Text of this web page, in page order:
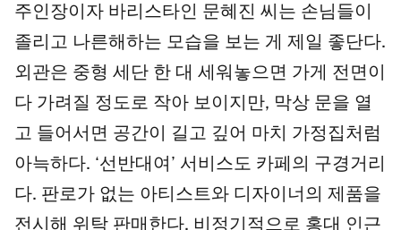
격
1/4
주인장이자 바리스타인 문혜진 씨는 손님들이
졸리고 나른해하는 모습을 보는 게 제일 좋단다.
외관은 중형 세단 한 대 세워놓으면 가게 전면이
다 가려질 정도로 작아 보이지만, 막상 문을 열
고 들어서면 공간이 길고 깊어 마치 가정집처럼
아늑하다. ‘선반대여’ 서비스도 카페의 구경거리
다. 판로가 없는 아티스트와 디자이너의 제품을